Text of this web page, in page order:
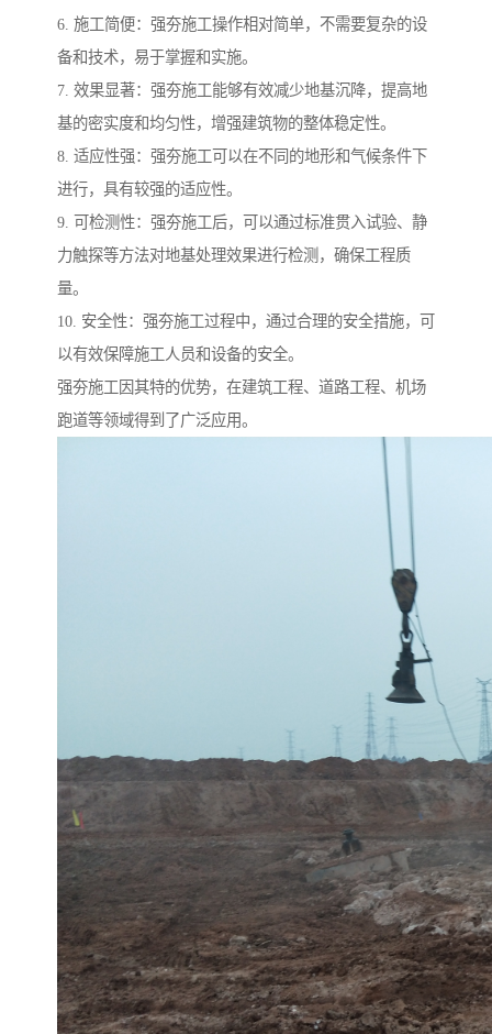
6. 施工简便：强夯施工操作相对简单，不需要复杂的设
备和技术，易于掌握和实施。
7. 效果显著：强夯施工能够有效减少地基沉降，提高地
基的密实度和均匀性，增强建筑物的整体稳定性。
8. 适应性强：强夯施工可以在不同的地形和气候条件下
进行，具有较强的适应性。
9. 可检测性：强夯施工后，可以通过标准贯入试验、静
力触探等方法对地基处理效果进行检测，确保工程质
量。
10. 安全性：强夯施工过程中，通过合理的安全措施，可
以有效保障施工人员和设备的安全。
强夯施工因其特的优势，在建筑工程、道路工程、机场
跑道等领域得到了广泛应用。